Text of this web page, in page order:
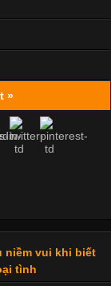
»
niềm vui khi biết
tình